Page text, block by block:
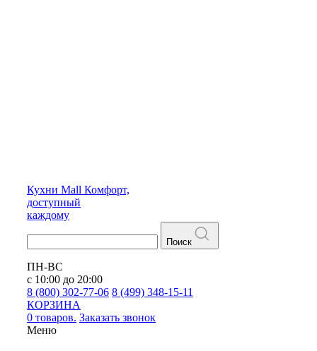
Кухни Mall Комфорт,
доступный
каждому
Поиск
ПН-ВС
с 10:00 до 20:00
8 (800) 302-77-06 8 (499) 348-15-11
КОРЗИНА
0 товаров. Заказать звонок
Меню